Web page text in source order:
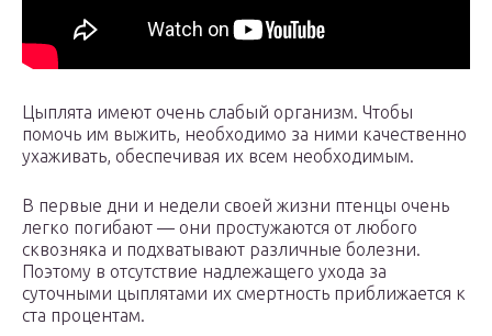
Цыплята имеют очень слабый организм. Чтобы
помочь им выжить, необходимо за ними качественно
ухаживать, обеспечивая их всем необходимым.
В первые дни и недели своей жизни птенцы очень
легко погибают — они простужаются от любого
сквозняка и подхватывают различные болезни.
Поэтому в отсутствие надлежащего ухода за
суточными цыплятами их смертность приближается к
ста процентам.